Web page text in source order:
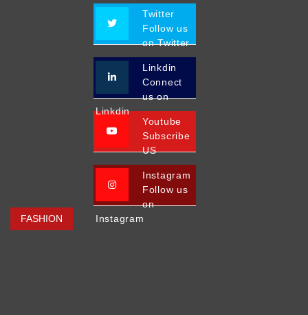
FASHION
Twitter
Follow us
on Twitter
Linkdin
Connect
us on
Linkdin
Youtube
Subscribe
US
Instagram
Follow us
on
Instagram